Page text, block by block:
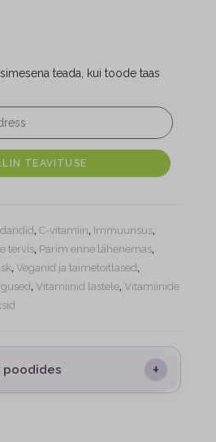
teada, kui toode taas
TEAVITUSE
, C-vitamiin, Immuunsus,
tervis, Parim enne lähenemas,
, Veganid ja taimetoitlased,
, Vitamiinid lastele, Vitamiinide
poodides +